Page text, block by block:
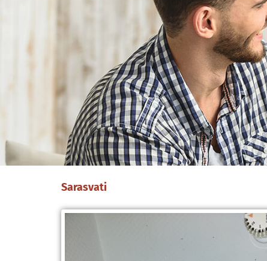
Sarasvati